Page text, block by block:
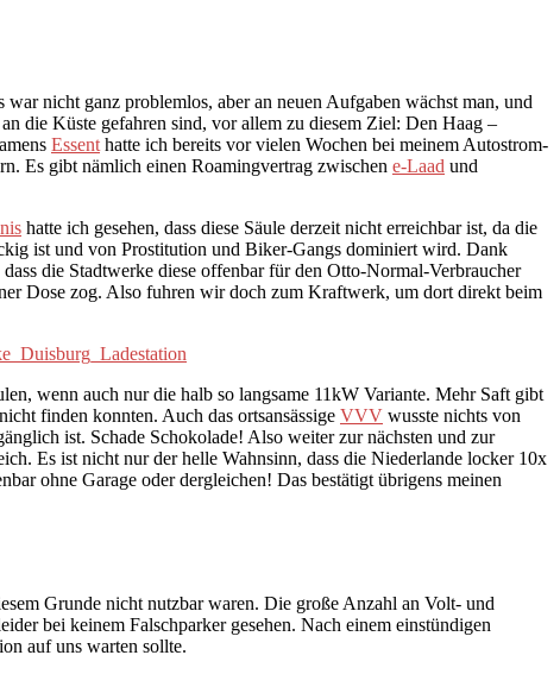
nicht ganz problemlos, aber an neuen Aufgaben wächst man, und
die Küste gefahren sind, vor allem zu diesem Ziel: Den Haag –
Essent hatte ich bereits vor vielen Wochen bei meinem Autostrom-
Es gibt nämlich einen Roamingvertrag zwischen e-Laad und
hatte ich gesehen, dass diese Säule derzeit nicht erreichbar ist, da die
ist und von Prostitution und Biker-Gangs dominiert wird. Dank
die Stadtwerke diese offenbar für den Otto-Normal-Verbraucher
Dose zog. Also fuhren wir doch zum Kraftwerk, um dort direkt beim
wenn auch nur die halb so langsame 11kW Variante. Mehr Saft gibt
finden konnten. Auch das ortsansässige VVV wusste nichts von
ist. Schade Schokolade! Also weiter zur nächsten und zur
Es ist nicht nur der helle Wahnsinn, dass die Niederlande locker 10x
ohne Garage oder dergleichen! Das bestätigt übrigens meinen
Grunde nicht nutzbar waren. Die große Anzahl an Volt- und
bei keinem Falschparker gesehen. Nach einem einstündigen
auf uns warten sollte.